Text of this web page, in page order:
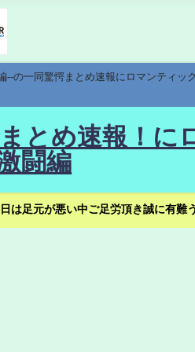
の一同驚愕まとめ速報にロマンティッ
とめ速報！に
闘編
足元が悪い中ご足労頂き誠に有難